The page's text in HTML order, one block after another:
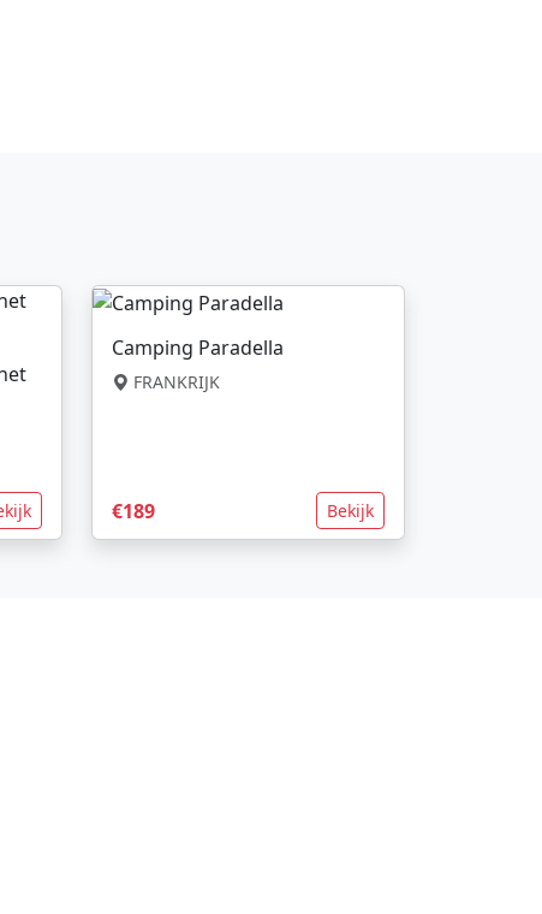
Camping Paradella
FRANKRIJK
€189 Bekijk